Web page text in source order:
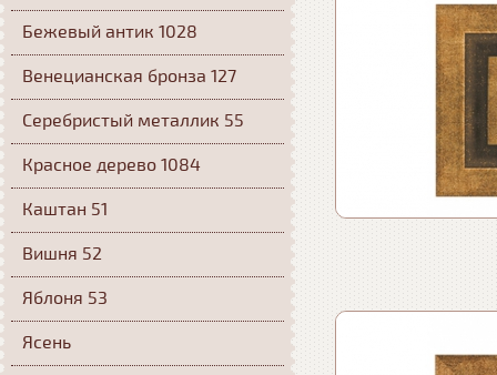
Бежевый антик 1028
Венецианская бронза 127
Серебристый металлик 55
Красное дерево 1084
Каштан 51
Вишня 52
Яблоня 53
Ясень